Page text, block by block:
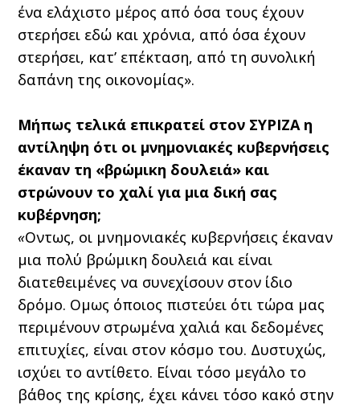
ένα ελάχιστο μέρος από όσα τους έχουν
στερήσει εδώ και χρόνια, από όσα έχουν
στερήσει, κατ’ επέκταση, από τη συνολική
δαπάνη της οικονομίας».
Μήπως τελικά επικρατεί στον ΣΥΡΙΖΑ η
αντίληψη ότι οι μνημονιακές κυβερνήσεις
έκαναν τη «βρώμικη δουλειά» και
στρώνουν το χαλί για μια δική σας
κυβέρνηση;
«Οντως, οι μνημονιακές κυβερνήσεις έκαναν
μια πολύ βρώμικη δουλειά και είναι
διατεθειμένες να συνεχίσουν στον ίδιο
δρόμο. Ομως όποιος πιστεύει ότι τώρα μας
περιμένουν στρωμένα χαλιά και δεδομένες
επιτυχίες, είναι στον κόσμο του. Δυστυχώς,
ισχύει το αντίθετο. Είναι τόσο μεγάλο το
βάθος της κρίσης, έχει κάνει τόσο κακό στην